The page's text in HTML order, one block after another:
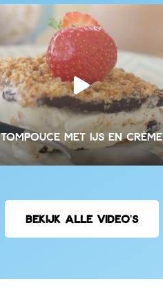
Tompouce met ijs en crème
BEKIJK ALLE VIDEO'S